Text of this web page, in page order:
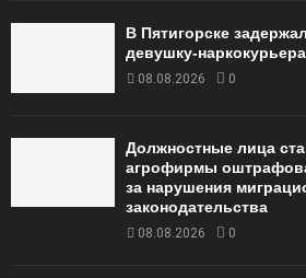
В Пятигорске
девушку-наркокурьера
08.08.2026 0
Должностные лица
агрофирмы
за нарушения
законодательства
08.08.2026 0